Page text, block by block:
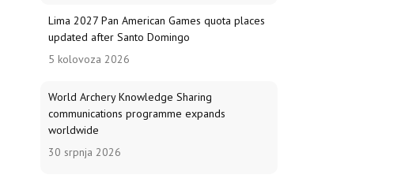
Lima 2027 Pan American Games quota places
updated after Santo Domingo
5 kolovoza 2026
World Archery Knowledge Sharing
communications programme expands
worldwide
30 srpnja 2026